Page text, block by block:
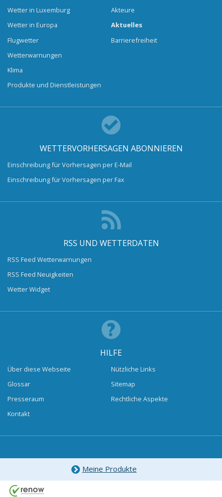
Wetter in Luxemburg
Wetter in Europa
Flugwetter
Wetterwarnungen
Klima
Produkte und Dienstleistungen
Akteure
Aktuelles
Barrierefreiheit
WETTERVORHERSAGEN ABONNIEREN
Einschreibung für Vorhersagen per E-Mail
Einschreibung für Vorhersagen per Fax
RSS UND WETTERDATEN
RSS Feed Wetterwarnungen
RSS Feed Neuigkeiten
Wetter Widget
HILFE
Über diese Webseite
Glossar
Presseraum
Kontakt
Nützliche Links
Sitemap
Rechtliche Aspekte
Meine Produkte